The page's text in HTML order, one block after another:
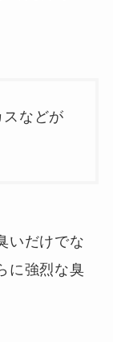
などが
いだけでな
に強烈な臭